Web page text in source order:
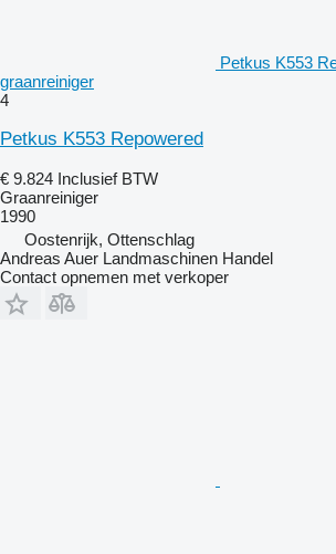
Petkus K553
graanreiniger
4
Petkus K553 Repowered
€ 9.824 Inclusief BTW
Graanreiniger
1990
Oostenrijk, Ottenschlag
Andreas Auer Landmaschinen Handel
Contact opnemen met verkoper